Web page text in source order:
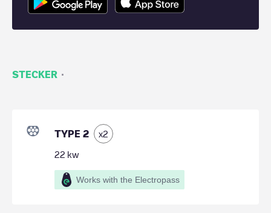
STECKER ·
TYPE 2 x2
22 kw
Works with the Electropass